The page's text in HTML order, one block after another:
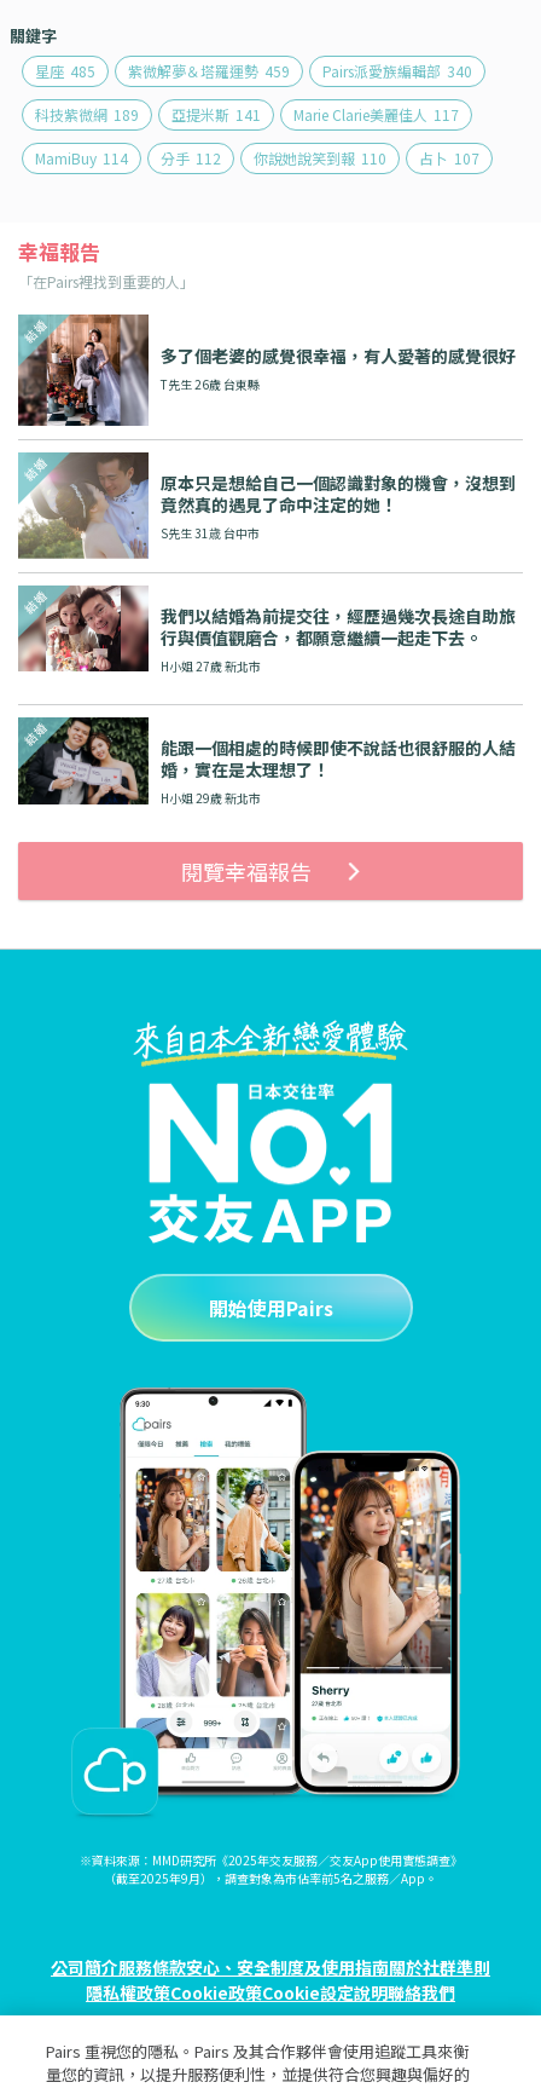
關鍵字
星座 485 紫微解夢＆塔羅運勢 459 Pairs派愛族編輯部 340
科技紫微網 189 亞提米斯 141 Marie Clarie美麗佳人 117
MamiBuy 114 分手 112 你說她說笑到報 110 占卜 107
幸福報告
「在Pairs裡找到重要的人」
多了個老婆的感覺很幸福，有人愛著的感覺很好
T先生 26歲 台東縣
原本只是想給自己一個認識對象的機會，沒想到
竟然真的遇見了命中注定的她！
S先生 31歳 台中市
我們以結婚為前提交往，經歷過幾次長途自助旅
行與價值觀磨合，都願意繼續一起走下去。
H小姐 27歲 新北市
能跟一個相處的時候即使不說話也很舒服的人結
婚，實在是太理想了！
H小姐 29歲 新北市
閱覽幸福報告
開始使用Pairs
※資料來源：MMD研究所《2025年交友服務／交友App使用實態調查》
（截至2025年9月），調查對象為市佔率前5名之服務／App。
公司簡介服務條款安心、安全制度及使用指南關於社群準則
隱私權政策Cookie政策Cookie設定說明聯絡我們
© eureka, Inc. All rights reserved.
Pairs 重視您的隱私。Pairs 及其合作夥伴會使用追蹤工具來衡
量您的資訊，以提升服務便利性，並提供符合您興趣與偏好的